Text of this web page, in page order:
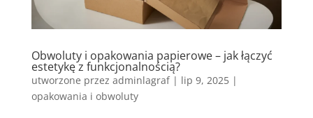
Obwoluty i opakowania papierowe – jak łączyć
estetykę z funkcjonalnością?
utworzone przez adminlagraf| lip 9, 2025|
opakowania i obwoluty